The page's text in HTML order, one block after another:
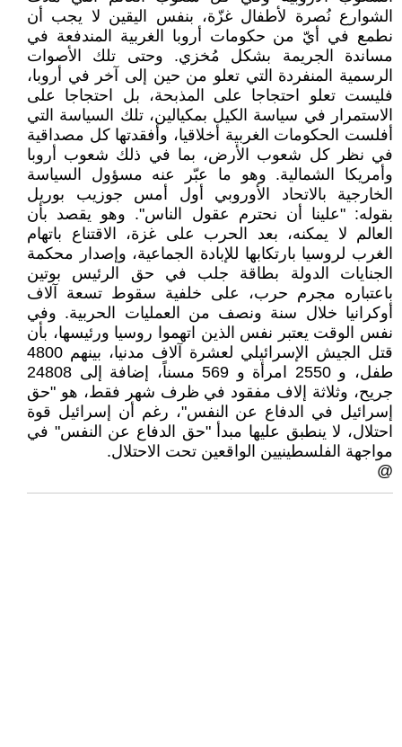
الشوارع نُصرة لأطفال غزّة، بنفس اليقين لا يجب أن
نطمع في أيّ من حكومات أروبا الغربية المندفعة في
مساندة الجريمة بشكل مُخزي. وحتى تلك الأصوات
الرسمية المنفردة التي تعلو من حين إلى آخر في أروبا،
فليست تعلو احتجاجا على المذبحة، بل احتجاجا على
الاستمرار في سياسة الكيل بمكيالين، تلك السياسة التي
أفلست الحكومات الغربية أخلاقيا، وأفقدتها كل مصداقية
في نظر كل شعوب الأرض، بما في ذلك شعوب أروبا
وأمريكا الشمالية. وهو ما عبّر عنه مسؤول السياسة
الخارجية بالاتحاد الأوروبي أول أمس جوزيب بوريل
بقوله: "علينا أن نحترم عقول الناس". وهو يقصد بأن
العالم لا يمكنه، بعد الحرب على غزة، الاقتناع باتهام
الغرب لروسيا بارتكابها للإبادة الجماعية، وإصدار محكمة
الجنايات الدولة بطاقة جلب في حق الرئيس بوتين
باعتباره مجرم حرب، على خلفية سقوط تسعة آلاف
أوكرانيا خلال سنة ونصف من العمليات الحربية. وفي
نفس الوقت يعتبر نفس الذين اتهموا روسيا ورئيسها، بأن
قتل الجيش الإسرائيلي لعشرة آلاف مدنيا، بينهم 4800
طفل، و 2550 امرأة و 569 مسناً، إضافة إلى 24808
جريح، وثلاثة إلاف مفقود في ظرف شهر فقط، هو "حق
إسرائيل في الدفاع عن النفس"، رغم أن إسرائيل قوة
احتلال، لا ينطبق عليها مبدأ "حق الدفاع عن النفس" في
مواجهة الفلسطينيين الواقعين تحت الاحتلال.
@